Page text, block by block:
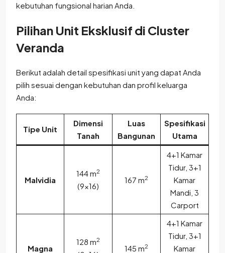
kebutuhan fungsional harian Anda.
Pilihan Unit Eksklusif di Cluster
Veranda
Berikut adalah detail spesifikasi unit yang dapat Anda
pilih sesuai dengan kebutuhan dan profil keluarga
Anda:
Tipe Unit
Dimensi
Tanah
Luas
Bangunan
Spesifikasi
Utama
Malvidia
144 m2
(9×16)
167 m2
4+1 Kamar
Tidur, 3+1
Kamar
Mandi, 3
Carport
Magna
128 m2
145 m2
4+1 Kamar
Tidur, 3+1
Kamar